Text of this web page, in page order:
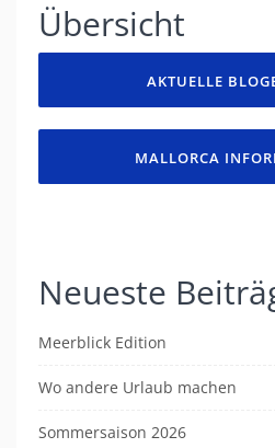
Übersicht
AKTUELLE
MALLORCA
Neueste
Meerblick Edition
Wo andere Urlaub machen
Sommersaison 2026